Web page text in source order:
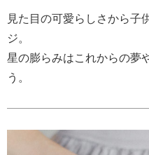
見た目の可愛らしさから子
ジ。
星の膨らみはこれからの夢
う。